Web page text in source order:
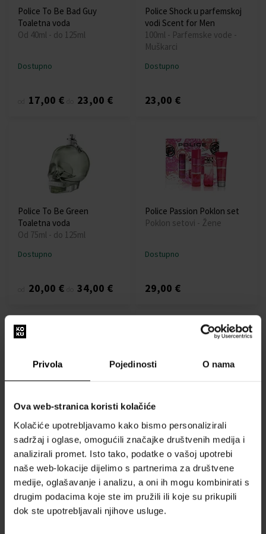
Privola Pojedinosti O nama
Ova web-stranica koristi kolačiće
Kolačiće upotrebljavamo kako bismo personalizirali
sadržaj i oglase, omogućili značajke društvenih medija i
analizirali promet. Isto tako, podatke o vašoj upotrebi
naše web-lokacije dijelimo s partnerima za društvene
medije, oglašavanje i analizu, a oni ih mogu kombinirati s
drugim podacima koje ste im pružili ili koje su prikupili
dok ste upotrebljavali njihove usluge.
Police To Be Bad Guy
Toaletna voda
Od 40ml - do 125ml
Dostupno
17,00 € 23,00 €
Police Shock u parfemskoj
vodi Scent for Men
100ml - Parfemske vode -
Muškarci
Dostupno
23,00 €
Police To Be Green
Toaletna voda
Od 75ml - do 125ml
Dostupno
20,00 € 34,00 €
Police Passion Poklon set
Poklon setovi - Žene
Dostupno
29,00 €
Toaletna voda - Tester
100ml - Toaletne vode -
Muškarci
Dostupno
16,00 €
voda
100ml - Toaletne vode -
Žene
Dostupno
17,00 €